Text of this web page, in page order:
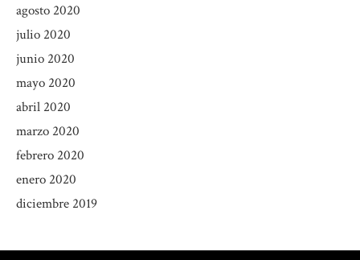
agosto 2020
julio 2020
junio 2020
mayo 2020
abril 2020
marzo 2020
febrero 2020
enero 2020
diciembre 2019